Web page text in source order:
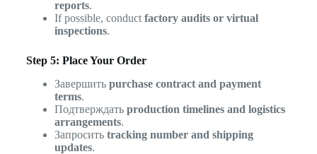
reports.
If possible, conduct factory audits or virtual
inspections.
Step 5: Place Your Order
Завершить purchase contract and payment
terms.
Подтверждать production timelines and logistics
arrangements.
Запросить tracking number and shipping
updates.